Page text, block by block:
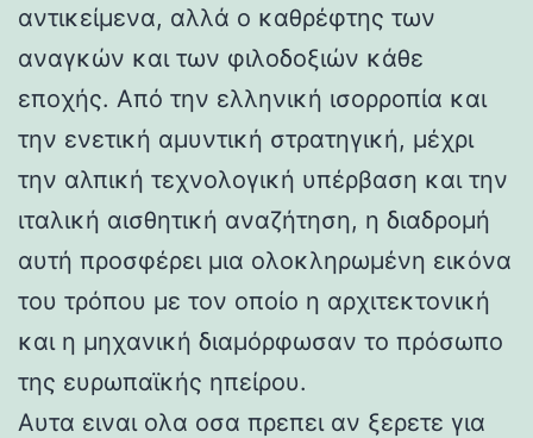
αντικείμενα, αλλά ο καθρέφτης των
αναγκών και των φιλοδοξιών κάθε
εποχής. Από την ελληνική ισορροπία και
την ενετική αμυντική στρατηγική, μέχρι
την αλπική τεχνολογική υπέρβαση και την
ιταλική αισθητική αναζήτηση, η διαδρομή
αυτή προσφέρει μια ολοκληρωμένη εικόνα
του τρόπου με τον οποίο η αρχιτεκτονική
και η μηχανική διαμόρφωσαν το πρόσωπο
της ευρωπαϊκής ηπείρου.
Αυτα ειναι ολα οσα πρεπει αν ξερετε για